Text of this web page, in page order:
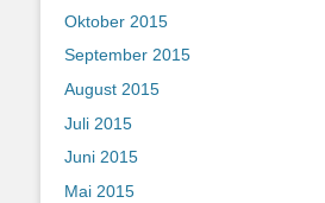
Oktober 2015
September 2015
August 2015
Juli 2015
Juni 2015
Mai 2015